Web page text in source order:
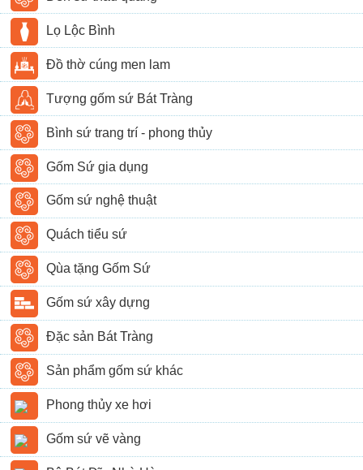
Lọ Lộc Bình
Đồ thờ cúng men lam
Tượng gốm sứ Bát Tràng
Bình sứ trang trí - phong thủy
Gốm Sứ gia dụng
Gốm sứ nghệ thuật
Quách tiểu sứ
Qùa tặng Gốm Sứ
Gốm sứ xây dựng
Đặc sản Bát Tràng
Sản phẩm gốm sứ khác
Phong thủy xe hơi
Gốm sứ vẽ vàng